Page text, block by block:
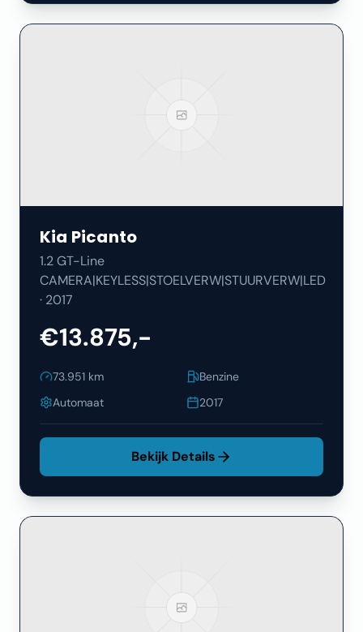
Kia Picanto
1.2 GT-Line
CAMERA|KEYLESS|STOELVERW|STUURVERW|LED
· 2017
€13.875,-
73.951 km
Benzine
Automaat
2017
Bekijk Details